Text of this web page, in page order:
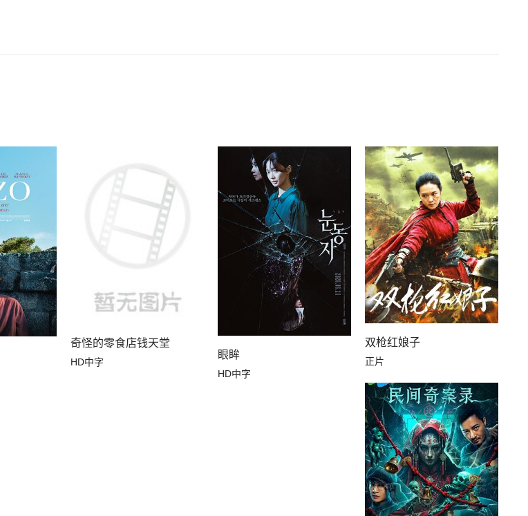
奇怪的零食店钱天堂
HD中字
眼眸
HD中字
双枪红娘子
正片